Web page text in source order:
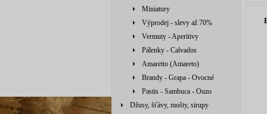
Miniatury
Výprodej - slevy až 70%
Vermuty - Aperitivy
Pálenky - Calvados
Amaretto (Amareto)
Brandy - Grapa - Ovocné
Pastis - Sambuca - Ouzo
Džusy, šťávy, mošty, sirupy